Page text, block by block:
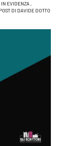
IN EVIDENZA ,
POST DI DAVIDE DOTTO